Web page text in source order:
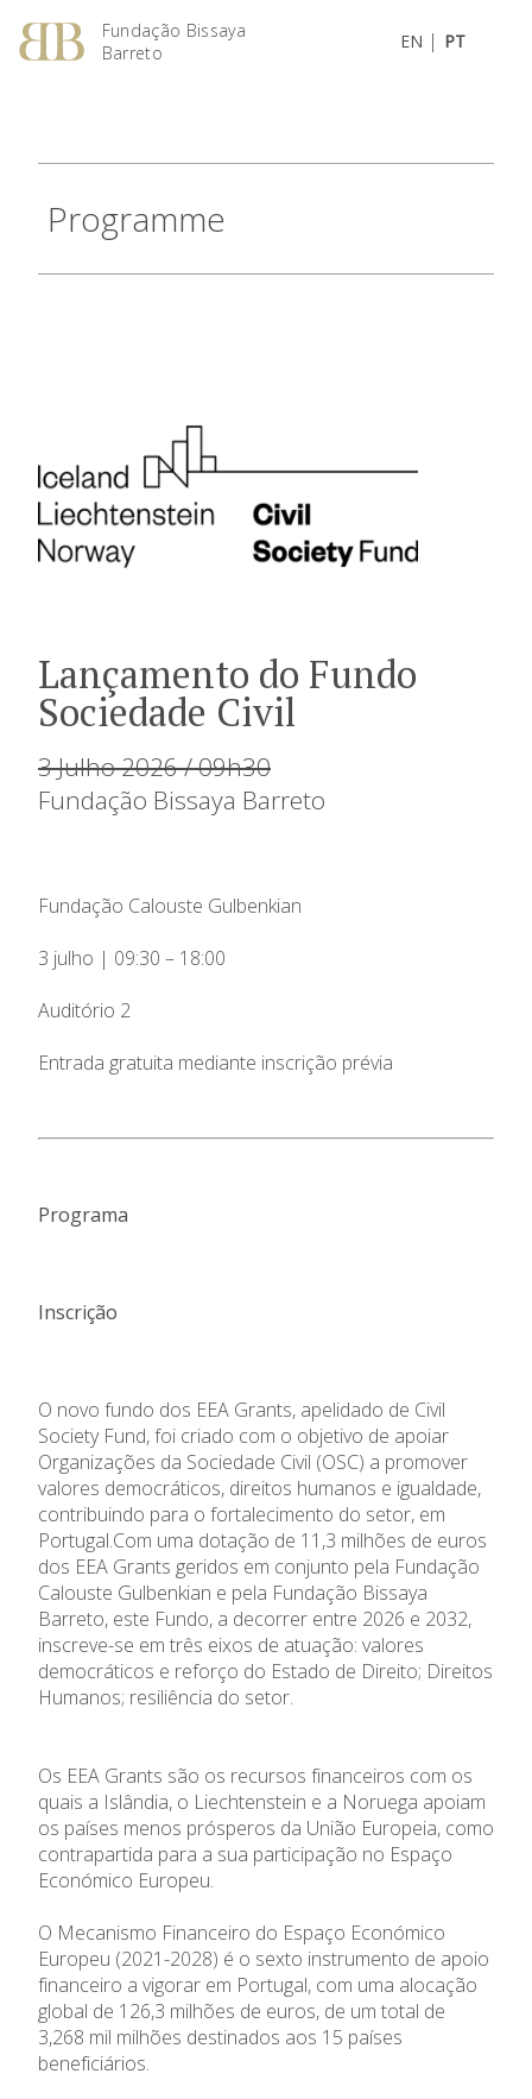
Fundação Bissaya
Barreto
EN | PT
Programme
Lançamento do Fundo
Sociedade Civil
3 Julho 2026 / 09h30
Fundação Bissaya Barreto
Fundação Calouste Gulbenkian
3 julho | 09:30 – 18:00
Auditório 2
Entrada gratuita mediante inscrição prévia
Programa
Inscrição
O novo fundo dos EEA Grants, apelidado de Civil
Society Fund, foi criado com o objetivo de apoiar
Organizações da Sociedade Civil (OSC) a promover
valores democráticos, direitos humanos e igualdade,
contribuindo para o fortalecimento do setor, em
Portugal.Com uma dotação de 11,3 milhões de euros
dos EEA Grants geridos em conjunto pela Fundação
Calouste Gulbenkian e pela Fundação Bissaya
Barreto, este Fundo, a decorrer entre 2026 e 2032,
inscreve-se em três eixos de atuação: valores
democráticos e reforço do Estado de Direito; Direitos
Humanos; resiliência do setor.
Os EEA Grants são os recursos financeiros com os
quais a Islândia, o Liechtenstein e a Noruega apoiam
os países menos prósperos da União Europeia, como
contrapartida para a sua participação no Espaço
Económico Europeu.
O Mecanismo Financeiro do Espaço Económico
Europeu (2021-2028) é o sexto instrumento de apoio
financeiro a vigorar em Portugal, com uma alocação
global de 126,3 milhões de euros, de um total de
3,268 mil milhões destinados aos 15 países
beneficiários.